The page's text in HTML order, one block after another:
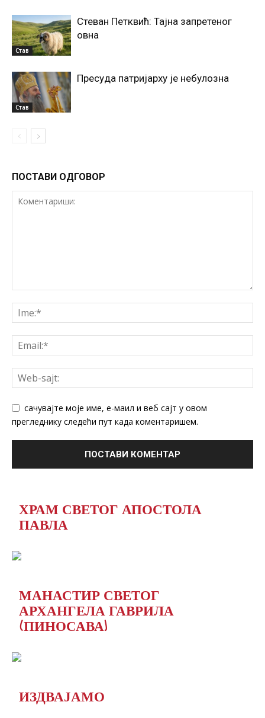
Став
Стеван Петквић: Тајна запретеног
овна
Став
Пресуда патријарху је небулозна
ПОСТАВИ ОДГОВОР
сачувајте моје име, е-маил и веб сајт у овом
прегледнику следећи пут када коментаришем.
ХРАМ СВЕТОГ АПОСТОЛА
ПАВЛА
МАНАСТИР СВЕТОГ
АРХАНГЕЛА ГАВРИЛА
(ПИНОСАВА)
ИЗДВАЈАМО